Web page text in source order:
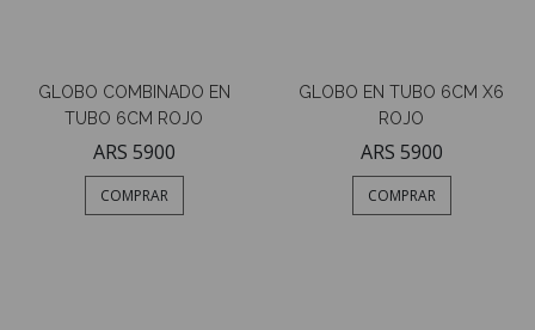
GLOBO COMBINADO EN
TUBO 6CM ROJO
ARS 5900
COMPRAR
GLOBO EN TUBO 6CM X6
ROJO
ARS 5900
COMPRAR